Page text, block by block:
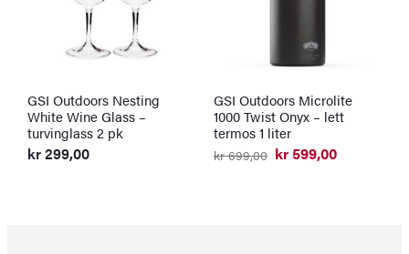
GSI Outdoors Nesting
White Wine Glass –
turvinglass 2 pk
kr299,00
GSI Outdoors Microlite
1000 Twist Onyx – lett
termos 1 liter
kr699,00
Opprinnelig
kr599,00
Nåværende